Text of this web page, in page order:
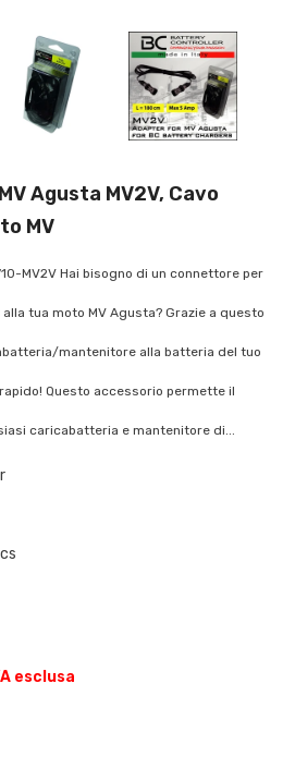
Agusta MV2V, Cavo
MV
MV2V Hai bisogno di un connettore per
tua moto MV Agusta? Grazie a questo
mantenitore alla batteria del tuo
Questo accessorio permette il
caricabatteria e mantenitore di...
esclusa